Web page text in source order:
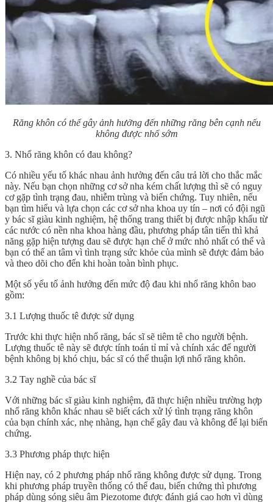
Răng khôn có thể gây ảnh hưởng đến những răng bên cạnh nếu
không được nhổ sớm
3. Nhổ răng khôn có đau không?
Có nhiều yếu tố khác nhau ảnh hưởng đến câu trả lời cho thắc mắc
này. Nếu bạn chọn những cơ sở nha kém chất lượng thì sẽ có nguy
cơ gặp tình trạng đau, nhiễm trùng và biến chứng. Tuy nhiên, nếu
bạn tìm hiểu và lựa chọn các cơ sở nha khoa uy tín – nơi có đội ngũ
y bác sĩ giàu kinh nghiệm, hệ thống trang thiết bị được nhập khẩu từ
các nước có nền nha khoa hàng đầu, phương pháp tân tiến thì khả
năng gặp hiện tượng đau sẽ được hạn chế ở mức nhỏ nhất có thể và
bạn có thể an tâm vì tình trạng sức khỏe của mình sẽ được đảm bảo
và theo dõi cho đến khi hoàn toàn bình phục.
Một số yếu tố ảnh hưởng đến mức độ đau khi nhổ răng khôn bao
gồm:
3.1 Lượng thuốc tê được sử dụng
Trước khi thực hiện nhổ răng, bác sĩ sẽ tiêm tê cho người bệnh.
Lượng thuốc tê này sẽ được tính toán tỉ mỉ và chính xác để người
bệnh không bị khó chịu, bác sĩ có thể thuận lợi nhổ răng khôn.
3.2 Tay nghề của bác sĩ
Với những bác sĩ giàu kinh nghiệm, đã thực hiện nhiều trường hợp
nhổ răng khôn khác nhau sẽ biết cách xử lý tình trạng răng khôn
của bạn chính xác, nhẹ nhàng, hạn chế gây đau và không để lại biến
chứng.
3.3 Phương pháp thực hiện
Hiện nay, có 2 phương pháp nhổ răng không được sử dụng. Trong
khi phương pháp truyền thống có thể đau, biến chứng thì phương
pháp dùng sóng siêu âm Piezotome được đánh giá cao hơn vì dùng